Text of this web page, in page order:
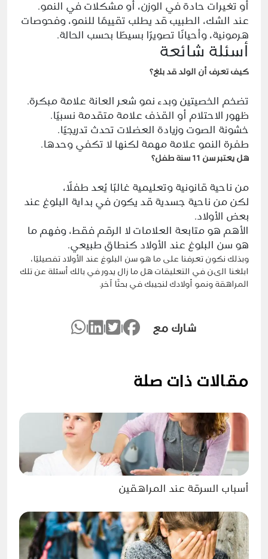
أو تغيرات حادة في الوزن، أو مشكلات في النمو.
عند الشك، الطبيب قد يطلب تقييمًا للنمو، وفحوصات
هرمونية، وأحيانًا تصويرًا بسيطًا بحسب الحالة.
أسئلة شائعة
كيف تعرف أن الولد قد بلغ؟
تضخم الخصيتين وبدء نمو شعر العانة علامة مبكرة.
ظهور الاحتلام أو القذف علامة متقدمة نسبيًا.
خشونة الصوت وزيادة العضلات تحدث تدريجيًا.
طفرة النمو علامة مهمة لكنها لا تكفي وحدها.
هل يعتبر سن 11 سنة طفل؟
من ناحية قانونية وتعليمية غالبًا يُعد طفلًا،
لكن من ناحية جسدية قد يكون في بداية البلوغ عند
بعض الأولاد.
الأهم هو متابعة العلامات لا الرقم فقط، وفهم ما
هو سن البلوغ عند الأولاد كنطاق طبيعي.
وبذلك نكون تعرفنا على ما هو سن البلوغ عند الأولاد تفصيليًا،
ابلغنا الىن في التعليقات هل ما زال يدور في بالك أسئلة عن تلك
المراهقة ونمو أولادك لنجيبك في بحثًا آخر.
شارك مع
مقالات ذات صلة
أسباب السرقة عند المراهقين